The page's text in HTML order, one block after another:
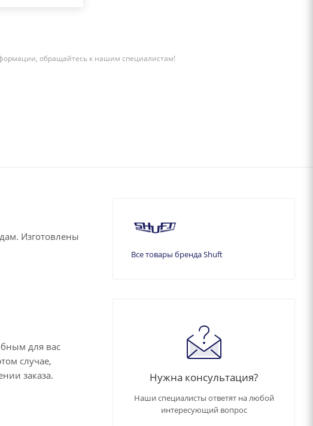
обращайтесь к нашим специалистам!
Изготовлены
для вас
случае,
заказа.
Все товары бренда Shuft
Нужна консультация?
Наши специалисты ответят на любой
интересующий вопрос